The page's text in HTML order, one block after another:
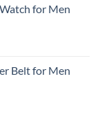
for Men
Belt for Men